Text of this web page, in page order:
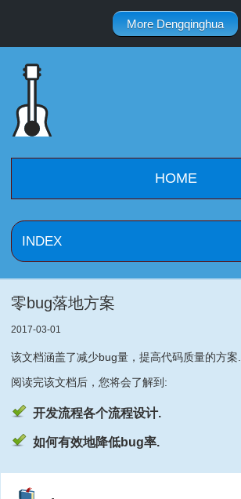
More Dengqinghua
HOME
零bug落地方案
2017-03-01
该文档涵盖了减少bug量，提高代码质量的方案.
阅读完该文档后，您将会了解到:
开发流程各个流程设计.
如何有效地降低bug率.